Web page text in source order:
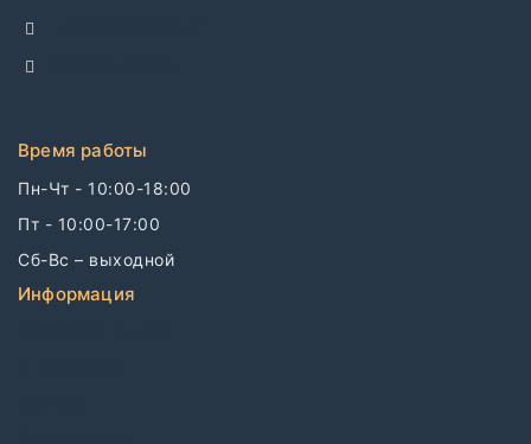
Время работы
Пн-Чт - 10:00-18:00
Пт - 10:00-17:00
Сб-Вс – выходной
Информация